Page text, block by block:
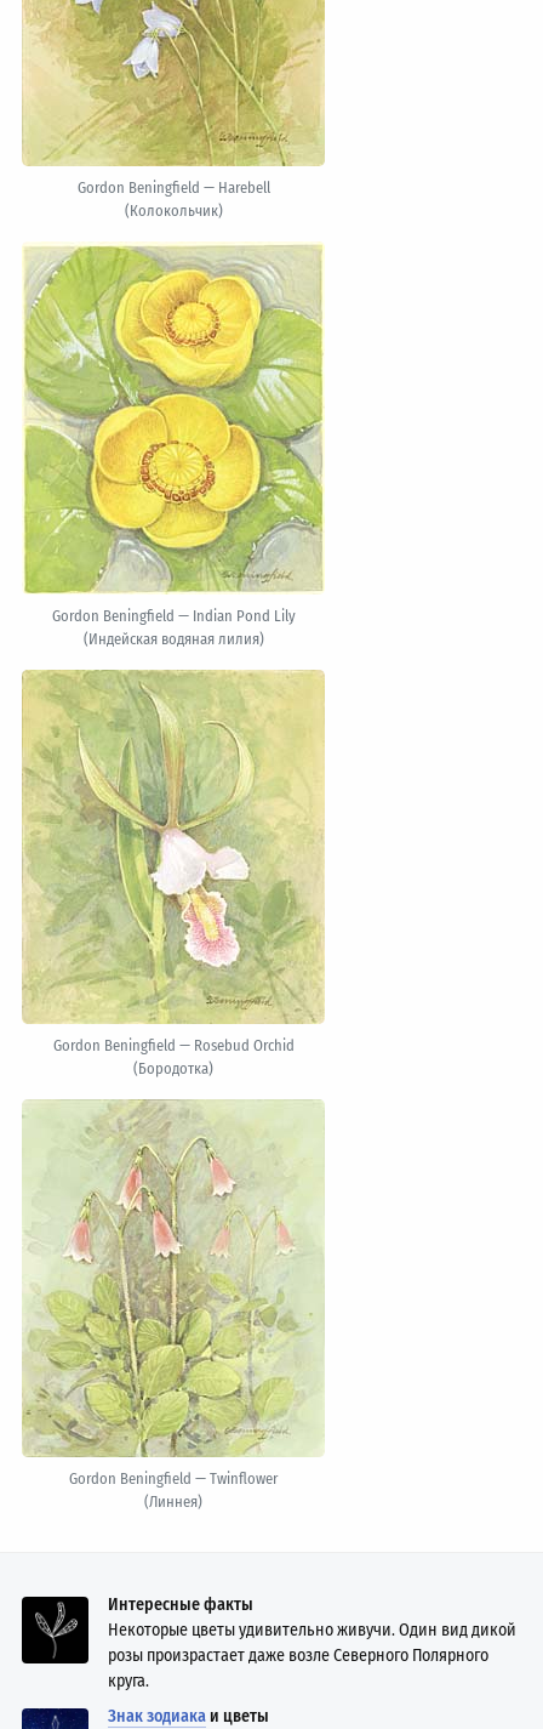
Gordon Beningfield — Harebell
(Колокольчик)
Gordon Beningfield — Indian Pond Lily
(Индейская водяная лилия)
Gordon Beningfield — Rosebud Orchid
(Бородотка)
Gordon Beningfield — Twinflower
(Линнея)
Интересные факты
Некоторые цветы удивительно живучи. Один вид дикой
розы произрастает даже возле Северного Полярного
круга.
Знак зодиака и цветы